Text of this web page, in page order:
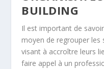
BUILDING
Il est important de
moyen de regrouper les
visant à accroître leurs
faire appel à un